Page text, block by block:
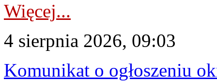
Więcej...
4 sierpnia 2026, 09:03
Komunikat o ogłoszeniu